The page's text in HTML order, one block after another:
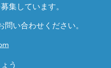
集しています。
い合わせください。
う